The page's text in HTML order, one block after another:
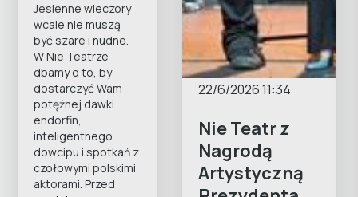
Jesienne wieczory
wcale nie muszą
być szare i nudne.
W Nie Teatrze
dbamy o to, by
dostarczyć Wam
potężnej dawki
endorfin,
inteligentnego
dowcipu i spotkań z
czołowymi polskimi
aktorami. Przed
22/6/2026 11:34
Nie Teatr z
Nagrodą
Artystyczną